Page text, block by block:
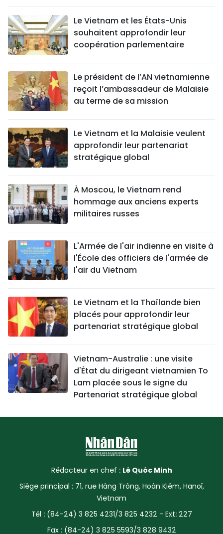
Le Vietnam et les États-Unis
souhaitent approfondir leur
coopération parlementaire
Le président de l’AN vietnamienne
reçoit l’ambassadeur de Malaisie
au terme de sa mission
Le Vietnam et la Malaisie veulent
approfondir leur partenariat
stratégique global
À Moscou, le Vietnam rend
hommage aux anciens experts
militaires russes
L'Armée de l'air indienne en visite à
l'École des officiers de l'armée de
l'air du Vietnam
Le Vietnam et la Thaïlande bien
placés pour approfondir leur
partenariat stratégique global
Vietnam-Australie : une visite
d'État du dirigeant vietnamien To
Lam placée sous le signe du
Partenariat stratégique global
Rédacteur en chef : Lê Quôc Minh
Siège principal : 71, rue Hàng Trông, Hoàn Kiêm, Hanoï,
Vietnam
Tél : (84-24) 3 825 4231/3 825 4232 - Ext: 227
Fax : (84-24) 3 825 5593/3 828 9432